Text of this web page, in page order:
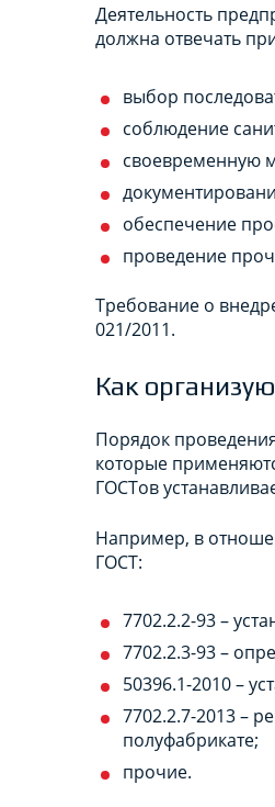
Деятельность
должна отвечать
выбор
соблюдение
своевременную
обеспечение
проведение
Требование о
021/2011.
Как
Порядок
которые
ГОСТов
Например, в
ГОСТ:
7702.2.2-93 –
7702.2.3-93 –
50396.1-2010 –
7702.2.7-2013 –
полуфабрикате;
прочие.